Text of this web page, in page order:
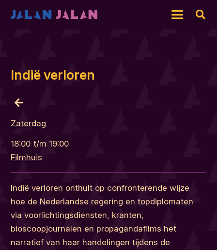
Indië verloren
Zaterdag
18:00 t/m 19:00
Filmhuis
Indië verloren onthult op confronterende wijze
hoe de Nederlandse regering en topdiplomaten
via voorlichtingsdiensten, kranten,
bioscoopjournalen en propagandafilms het
narratief van haar handelingen tijdens de